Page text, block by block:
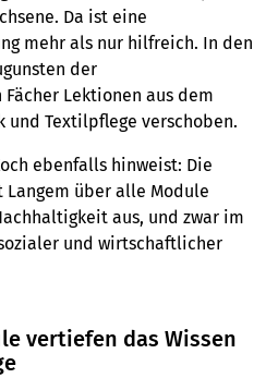
Da ist eine
mehr als nur hilfreich. In den
der
Lektionen aus dem
und Textilpflege verschoben.
ebenfalls hinweist: Die
über alle Module
aus, und zwar im
und wirtschaftlicher
vertiefen das Wissen